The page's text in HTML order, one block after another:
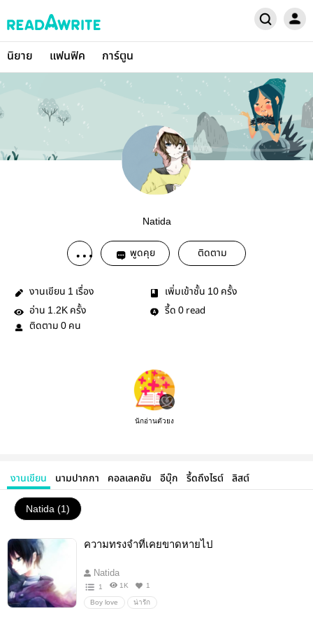
นิยาย แฟนฟิค การ์ตูน
Natida
พูดคุย ติดตาม
งานเขียน 1 เรื่อง เพิ่มเข้าชั้น 10 ครั้ง
อ่าน 1.2K ครั้ง รี้ด 0 read
ติดตาม 0 คน
นักอ่านตัวยง
งานเขียน นามปากกา คอลเลคชัน อีบุ๊ก รี้ดถึงไรต์ ลิสต์
Natida (1)
ความทรงจำที่เคยขาดหายไป
Natida
1 1K 1
Boy love น่ารัก